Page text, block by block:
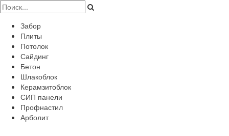
Забор
Плиты
Потолок
Сайдинг
Бетон
Шлакоблок
Керамзитоблок
СИП панели
Профнастил
Арболит